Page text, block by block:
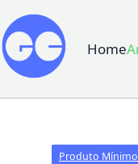
Home
Produto Mínimo